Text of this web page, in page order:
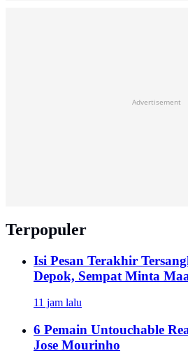
Advertisement
Terpopuler
Isi Pesan Terakhir
Depok, Sempat Minta
11 jam lalu
6 Pemain Untouchable
Jose Mourinho